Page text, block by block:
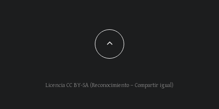
Licencia CC BY-SA (Reconocimiento – Compartir igual)